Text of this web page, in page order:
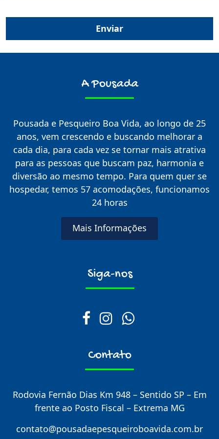
A Pousada
Pousada e Pesqueiro Boa Vida, ao longo de 25
anos, vem crescendo e buscando melhorar a
cada dia, para cada vez se tornar mais atrativa
para as pessoas que buscam paz, harmonia e
diversão ao mesmo tempo. Para quem quer se
hospedar, temos 57 acomodações, funcionamos
24 horas
Mais Informações
Siga-nos
Contato
Rodovia Fernão Dias Km 948 – Sentido SP – Em
frente ao Posto Fiscal – Extrema MG
contato@pousadaepesqueiroboavida.com.br